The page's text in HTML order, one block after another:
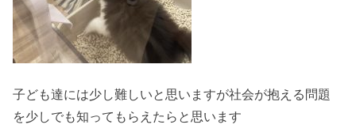
子ども達には少し難しいと思いますが社会が抱える問題
を少しでも知ってもらえたらと思います